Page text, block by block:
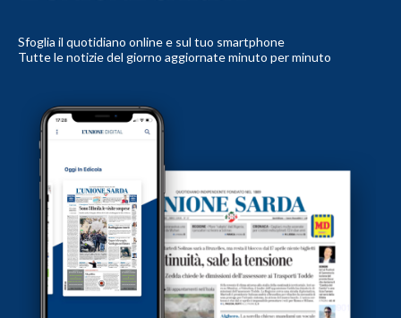
Sfoglia il quotidiano online e sul tuo smartphone
Tutte le notizie del giorno aggiornate minuto per minuto